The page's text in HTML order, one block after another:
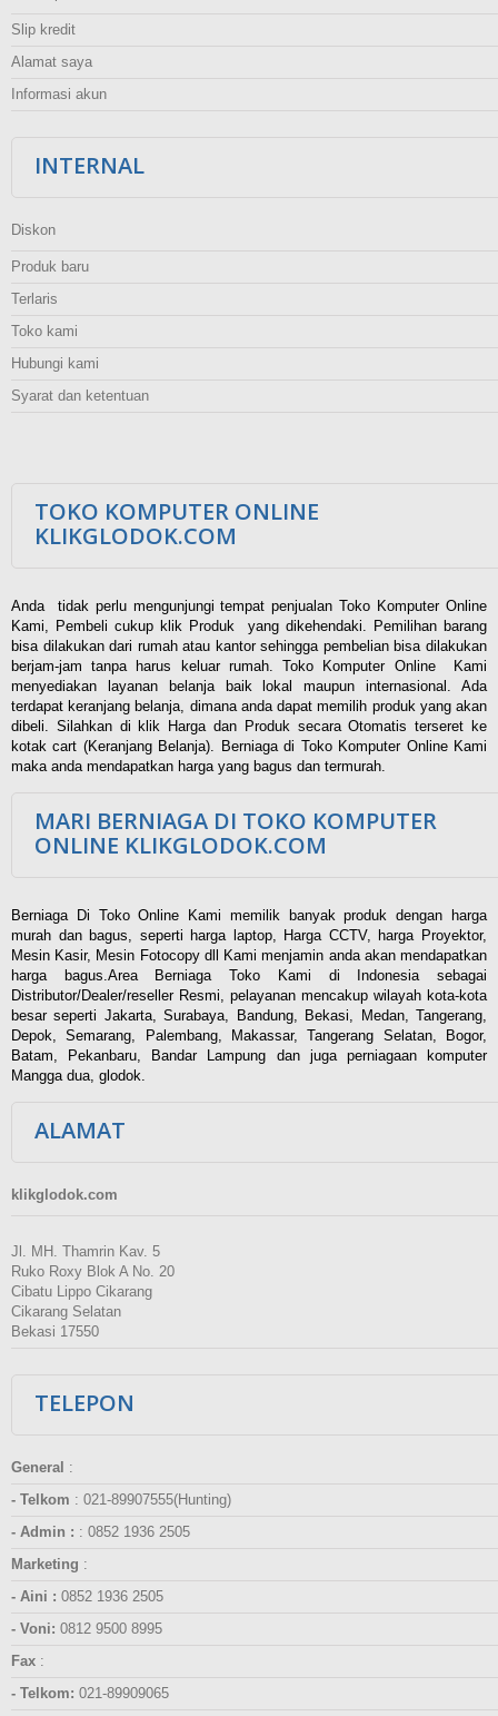
Slip kredit
Alamat saya
Informasi akun
INTERNAL
Diskon
Produk baru
Terlaris
Toko kami
Hubungi kami
Syarat dan ketentuan
TOKO KOMPUTER ONLINE
KLIKGLODOK.COM
Anda tidak perlu mengunjungi tempat penjualan Toko Komputer Online
Kami, Pembeli cukup klik Produk yang dikehendaki. Pemilihan barang
bisa dilakukan dari rumah atau kantor sehingga pembelian bisa dilakukan
berjam-jam tanpa harus keluar rumah. Toko Komputer Online Kami
menyediakan layanan belanja baik lokal maupun internasional. Ada
terdapat keranjang belanja, dimana anda dapat memilih produk yang akan
dibeli. Silahkan di klik Harga dan Produk secara Otomatis terseret ke
kotak cart (Keranjang Belanja). Berniaga di Toko Komputer Online Kami
maka anda mendapatkan harga yang bagus dan termurah.
MARI BERNIAGA DI TOKO KOMPUTER
ONLINE KLIKGLODOK.COM
Berniaga Di Toko Online Kami memilik banyak produk dengan harga
murah dan bagus, seperti harga laptop, Harga CCTV, harga Proyektor,
Mesin Kasir, Mesin Fotocopy dll Kami menjamin anda akan mendapatkan
harga bagus.Area Berniaga Toko Kami di Indonesia sebagai
Distributor/Dealer/reseller Resmi, pelayanan mencakup wilayah kota-kota
besar seperti Jakarta, Surabaya, Bandung, Bekasi, Medan, Tangerang,
Depok, Semarang, Palembang, Makassar, Tangerang Selatan, Bogor,
Batam, Pekanbaru, Bandar Lampung dan juga perniagaan komputer
Mangga dua, glodok.
ALAMAT
klikglodok.com
Jl. MH. Thamrin Kav. 5
Ruko Roxy Blok A No. 20
Cibatu Lippo Cikarang
Cikarang Selatan
Bekasi 17550
TELEPON
General :
- Telkom : 021-89907555(Hunting)
- Admin : : 0852 1936 2505
Marketing :
- Aini : 0852 1936 2505
- Voni: 0812 9500 8995
Fax :
- Telkom: 021-89909065